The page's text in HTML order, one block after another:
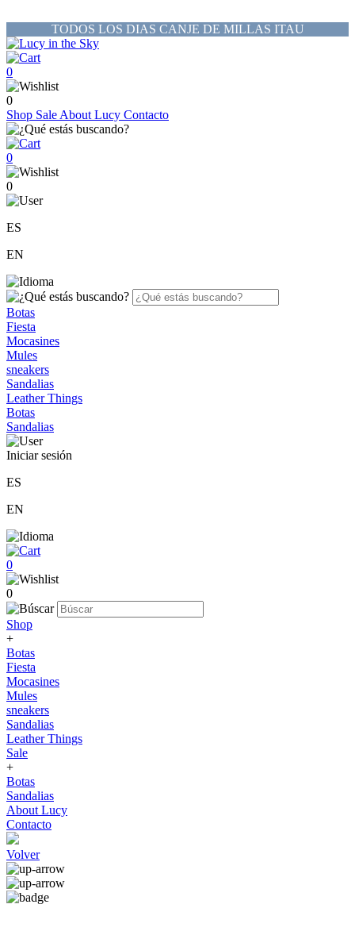
TODOS LOS DIAS CANJE DE MILLAS ITAU
0
0
Shop Sale About Lucy Contacto
0
0
ES
EN
Botas
Fiesta
Mocasines
Mules
sneakers
Sandalias
Leather Things
Botas
Sandalias
Iniciar sesión
ES
EN
0
0
Shop
+
Botas
Fiesta
Mocasines
Mules
sneakers
Sandalias
Leather Things
Sale
+
Botas
Sandalias
About Lucy
Contacto
Volver